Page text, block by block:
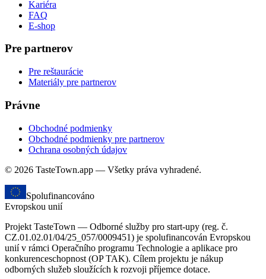
Kariéra
FAQ
E-shop
Pre partnerov
Pre reštaurácie
Materiály pre partnerov
Právne
Obchodné podmienky
Obchodné podmienky pre partnerov
Ochrana osobných údajov
© 2026 TasteTown.app — Všetky práva vyhradené.
Spolufinancováno
Evropskou unií
Projekt TasteTown — Odborné služby pro start-upy (reg. č.
CZ.01.02.01/04/25_057/0009451) je spolufinancován Evropskou
unií v rámci Operačního programu Technologie a aplikace pro
konkurenceschopnost (OP TAK). Cílem projektu je nákup
odborných služeb sloužících k rozvoji příjemce dotace.